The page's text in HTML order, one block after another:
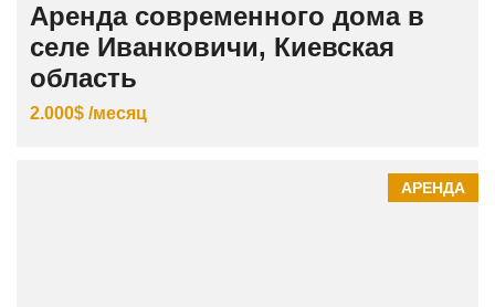
Аренда современного дома в
селе Иванковичи, Киевская
область
2.000$ /месяц
АРЕНДА